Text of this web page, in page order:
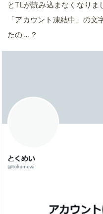
とTLが読み込まなくなり
「アカウント凍結中」の
たの…？